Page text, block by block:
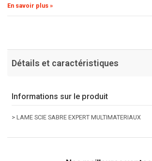
En savoir plus »
Détails et caractéristiques
Informations sur le produit
> LAME SCIE SABRE EXPERT MULTIMATERIAUX